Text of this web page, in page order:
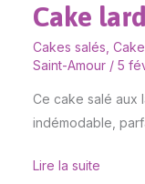
Cake
Cakes salés
Saint-Amour / 5
Ce cake salé aux
indémodable,
Lire la suite